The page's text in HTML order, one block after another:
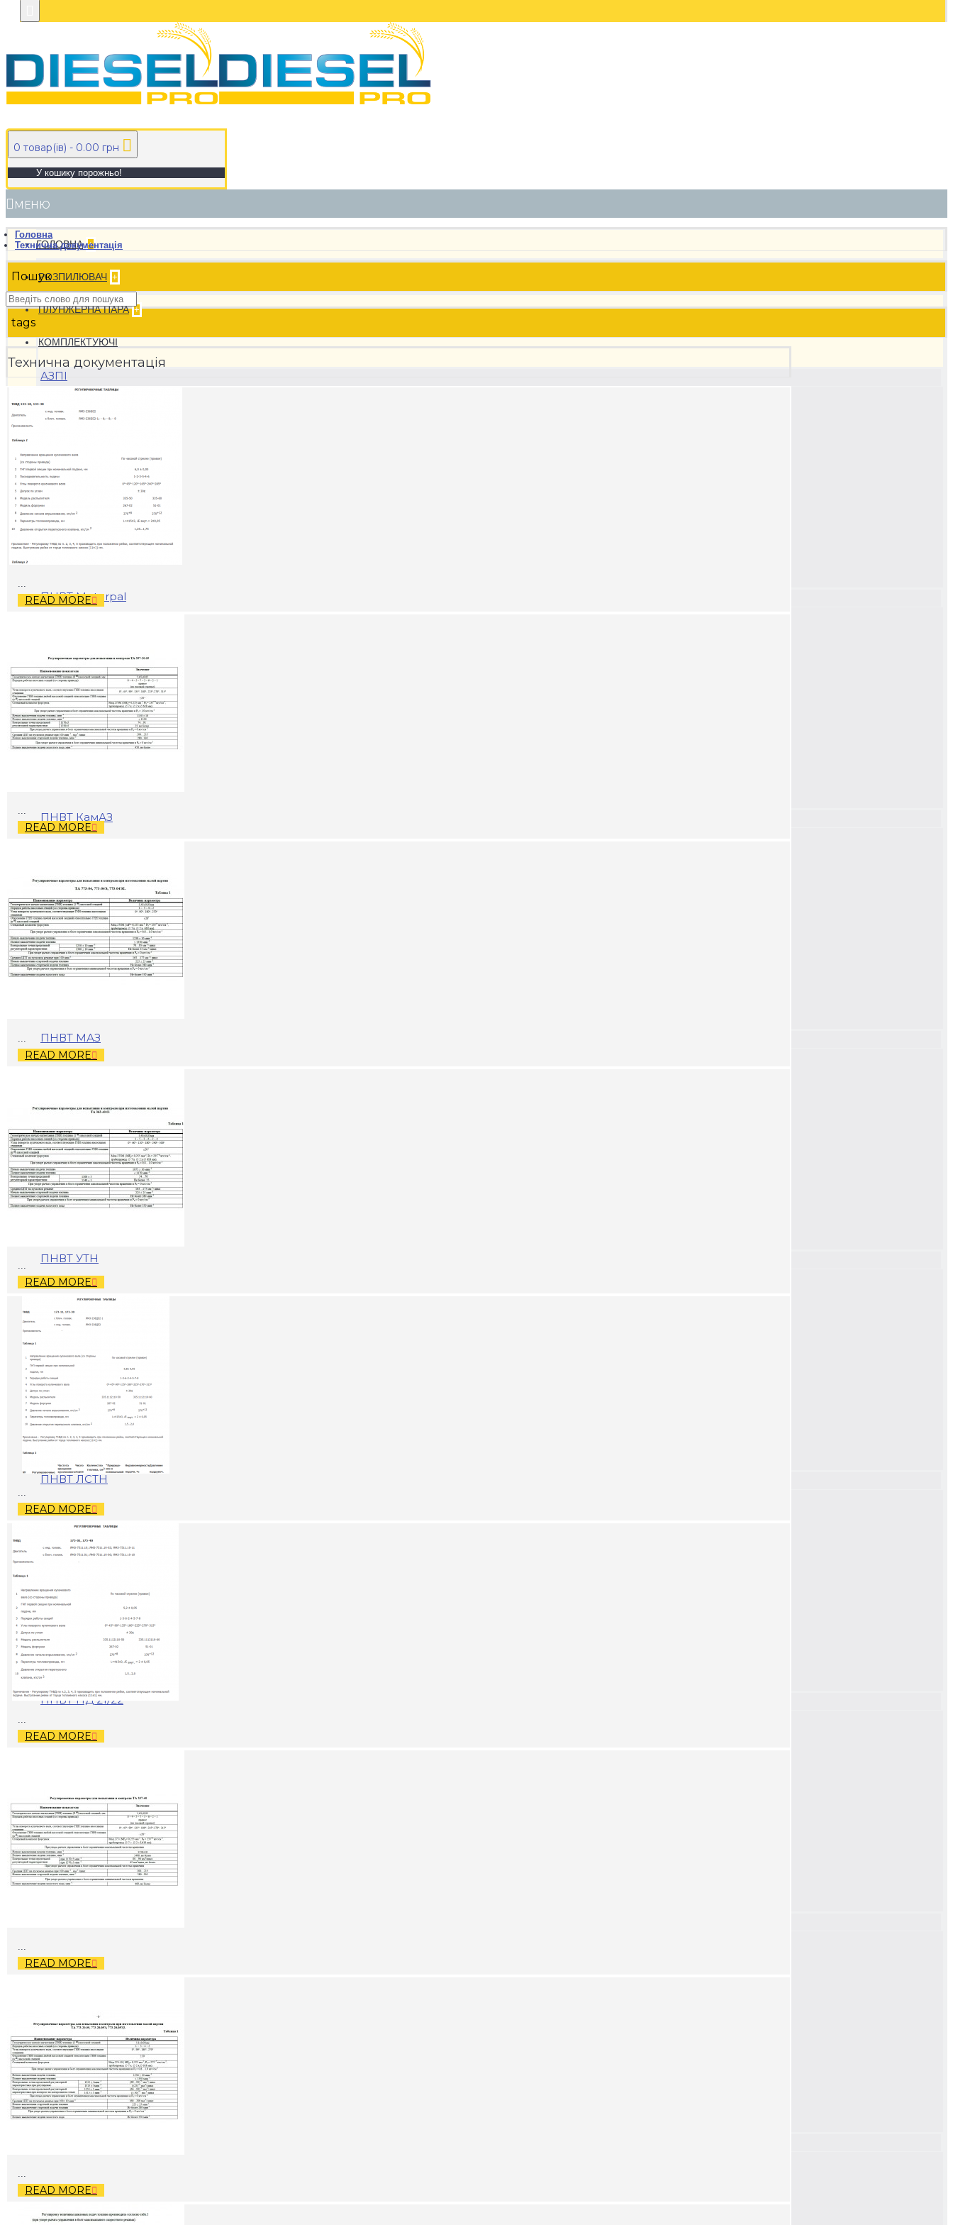
0 товар(ів) - 0.00 грн
У кошику порожньо!
МЕНЮ
ГОЛОВНА +
РОЗПИЛЮВАЧ +
ПЛУНЖЕРНА ПАРА +
КОМПЛЕКТУЮЧI
АЗПІ
ПНВТ Motorpal
ПНВТ КамАЗ
ПНВТ МАЗ
ПНВТ УТН
ПНВТ ЛСТН
ПНВТ НД 21/22
Головна
Технична документацiя
Пошук
tags
Технична документацiя
...
READ MORE
...
READ MORE
READ MORE
READ MORE
READ MORE
...
READ MORE
...
READ MORE
...
READ MORE